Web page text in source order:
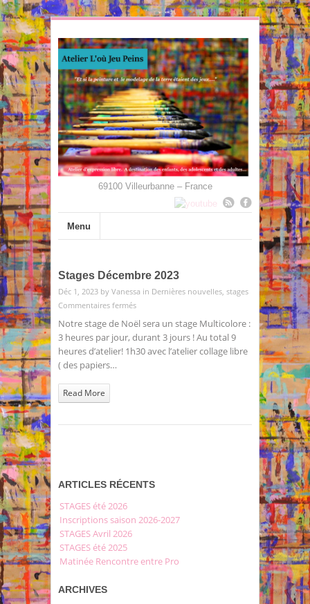
69100 Villeurbanne – France
Menu
Stages Décembre 2023
Déc 1, 2023 by Vanessa in Dernières nouvelles, stages
Commentaires ferméssur
Stages
Décembre
2023
Notre stage de Noël sera un stage Multicolore :
3 heures par jour, durant 3 jours ! Au total 9
heures d’atelier! 1h30 avec l’atelier collage libre
( des papiers…
Read More
ARTICLES RÉCENTS
STAGES été 2026
Inscriptions saison 2026-2027
STAGES Avril 2026
STAGES été 2025
Matinée Rencontre entre Pro
ARCHIVES